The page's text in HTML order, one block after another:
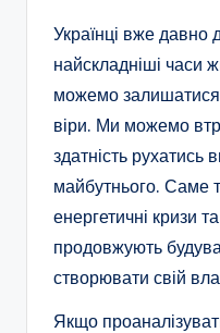
Українці вже давно
найскладніші часи
можемо залишатися
віри. Ми можемо
здатність рухатись
майбутнього. Саме
енергетичні кризи
продовжують
створювати свій
Якщо